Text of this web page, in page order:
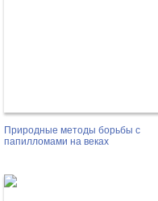
Природные методы борьбы с
папилломами на веках